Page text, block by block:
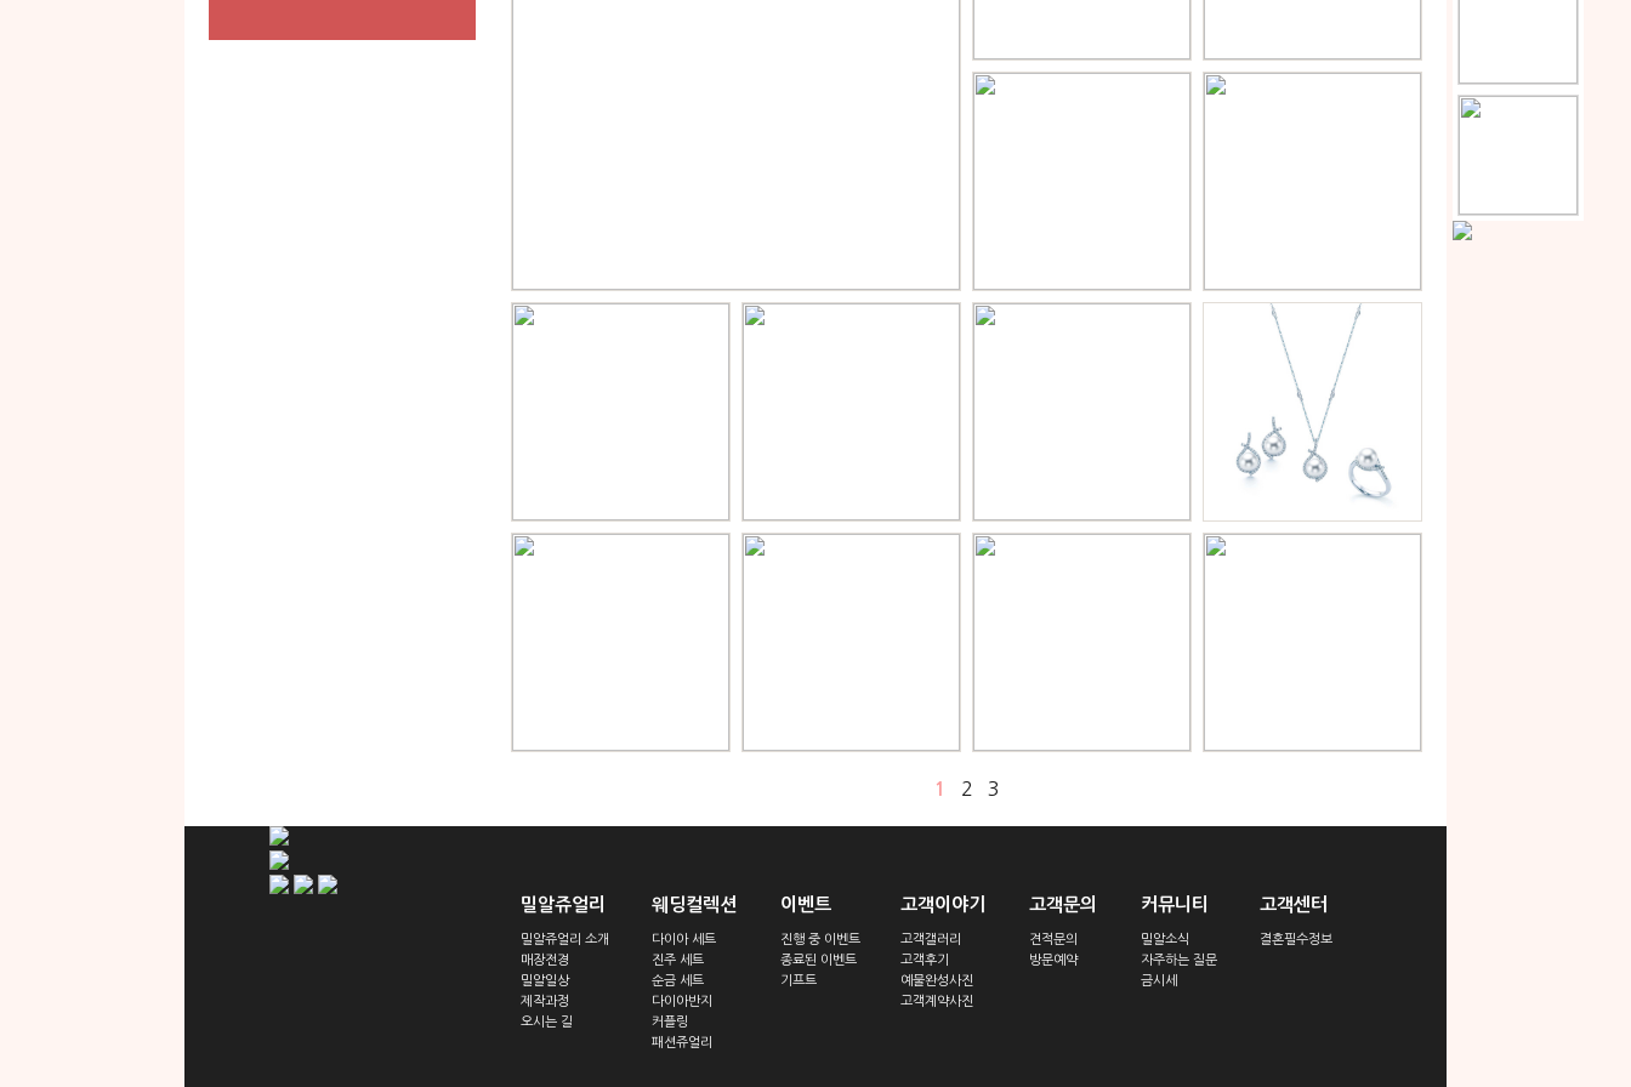
1 2 3
밀알쥬얼리
밀알쥬얼리 소개
매장전경
밀알일상
제작과정
오시는 길
웨딩컬렉션
다이아 세트
진주 세트
순금 세트
다이아반지
커플링
패션쥬얼리
이벤트
진행 중 이벤트
종료된 이벤트
기프트
고객이야기
고객갤러리
고객후기
예물완성사진
고객계약사진
고객문의
견적문의
방문예약
커뮤니티
밀알소식
자주하는 질문
금시세
고객센터
결혼필수정보